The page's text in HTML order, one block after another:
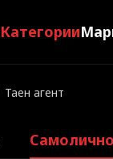
Категории
Таен агент